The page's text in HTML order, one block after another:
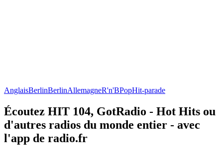
AnglaisBerlinBerlinAllemagneR'n'BPopHit-parade
Écoutez HIT 104, GotRadio - Hot Hits ou
d'autres radios du monde entier - avec
l'app de radio.fr